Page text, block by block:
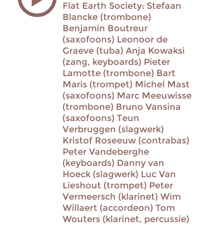
Flat Earth Society: Stefaan
Blancke (trombone)
Benjamin Boutreur
(saxofoons) Leonoor de
Graeve (tuba) Anja Kowaksi
(zang, keyboards) Pieter
Lamotte (trombone) Bart
Maris (trompet) Michel Mast
(saxofoons) Marc Meeuwisse
(trombone) Bruno Vansina
(saxofoons) Teun
Verbruggen (slagwerk)
Kristof Roseeuw (contrabas)
Peter Vandeberghe
(keyboards) Danny van
Hoeck (slagwerk) Luc Van
Lieshout (trompet) Peter
Vermeersch (klarinet) Wim
Willaert (accordeon) Tom
Wouters (klarinet, percussie)